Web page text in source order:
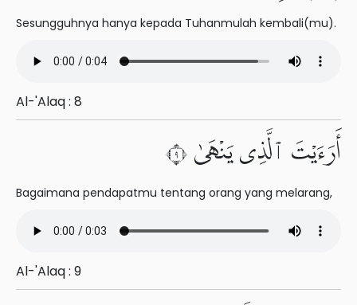
Sesungguhnya hanya kepada Tuhanmulah kembali(mu).
Al-'Alaq : 8
أَرَءَيْتَ ٱلَّذِى يَنْهَىٰ ٩
Bagaimana pendapatmu tentang orang yang melarang,
Al-'Alaq : 9